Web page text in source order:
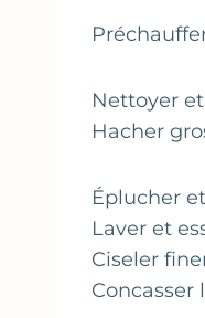
Nettoyer
Hacher
Éplucher
Laver et
Ciseler
Concasser